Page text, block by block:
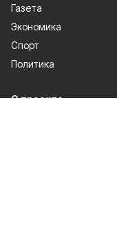
Газета
Экономика
Спорт
Политика
О проекте